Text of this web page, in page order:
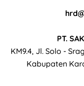
PT.
KM9.4, Jl. Solo -
Kabupaten